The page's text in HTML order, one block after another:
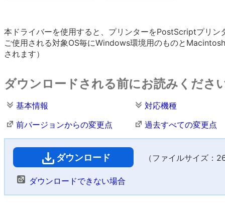
本ドライバーを使用すると、プリンターをPostScriptプリン
ご使用される対象OS毎にWindows環境用のものと
されます）
ダウンロードされる前にお読みくださ
基本情報
対応機種
前バージョンからの変更点
過去すべての変更点
ダウンロード （ファイルサイズ：
ダウンロードできない場合